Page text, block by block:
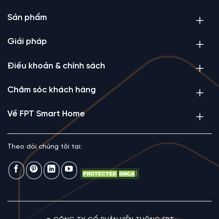
khu vực ứng dụng.
Nếu bạn e ngại việc
khi
lắp đặt không tạo nên sự đồng điệu cho không gian hoặc
khiến không gian kém thẩm mỹ thì với mẫu đèn led này,
Thiết kế đơn giản nhưng không kém phần sang trọng,
hiện đại của mẫu đèn này có thể tạo nên sự tương thích,
hài hòa với mọi không gian, mọi phong cách thiết kế nội
thất.
Kích thước đèn cũng khá nhỏ gọn, chỉ trong khoảng
108x40mm hoặc 129x40mm. Vì thế, có thể thấy, việc lắp
đặt đèn không tốn quá nhiều diện tích không gian.
Điều khiển theo từng kịch bản chiếu sáng
Người dùng có thể cài các kịch bản cho
Sản phẩm
Giải pháp
Điều khoản & chính sách
Chăm sóc khách hàng
Về FPT Smart Home
Theo dõi chúng tôi tại: